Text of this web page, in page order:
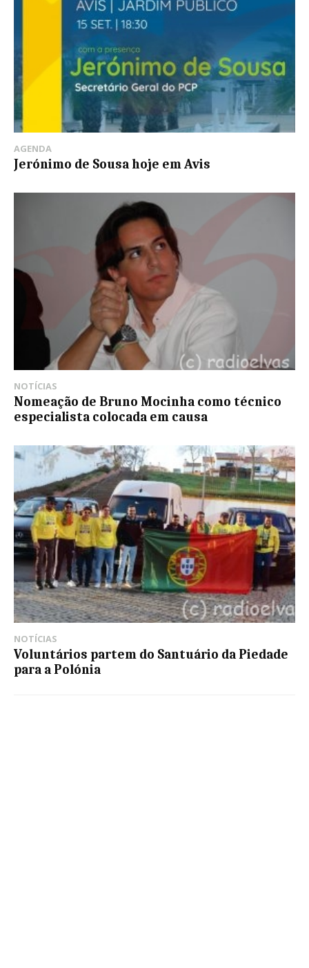
AGENDA
Jerónimo de Sousa hoje em Avis
NOTÍCIAS
Nomeação de Bruno Mocinha como técnico
especialista colocada em causa
NOTÍCIAS
Voluntários partem do Santuário da Piedade
para a Polónia